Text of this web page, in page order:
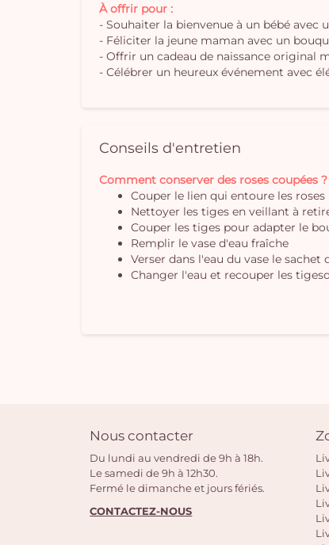
À offrir pour :
- Souhaiter la bienvenue à un bébé avec
- Féliciter la jeune maman avec un
- Offrir un cadeau de naissance original
- Célébrer un heureux événement avec
Conseils d'entretien
Comment conserver des roses coupées ?
Couper le lien qui entoure les roses
Nettoyer les tiges en veillant à
Couper les tiges pour adapter le
Remplir le vase d'eau fraîche
Verser dans l'eau du vase le
Changer l'eau et recouper les
Nous contacter
Du lundi au vendredi de 9h à 18h.
Le samedi de 9h à 12h30.
Fermé le dimanche et jours fériés.
CONTACTEZ-NOUS